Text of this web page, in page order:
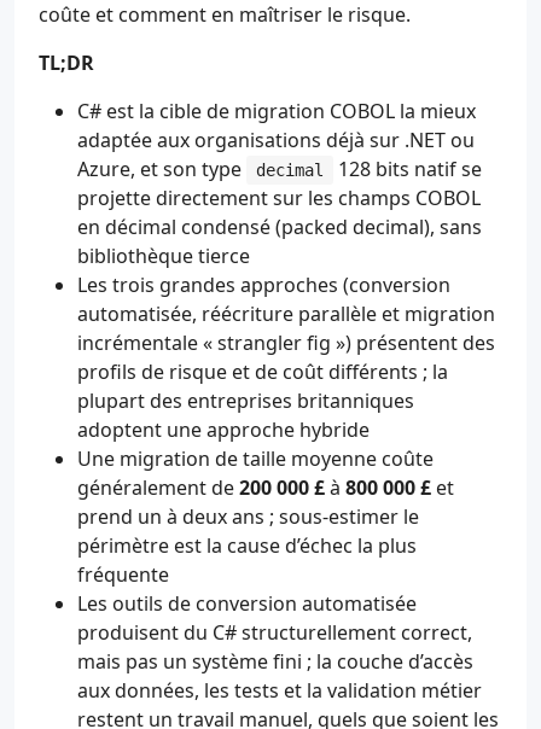
coûte et comment en maîtriser le risque.
TL;DR
C# est la cible de migration COBOL la mieux
adaptée aux organisations déjà sur .NET ou
Azure, et son type
decimal
128 bits natif se
projette directement sur les champs COBOL
en décimal condensé (packed decimal), sans
bibliothèque tierce
Les trois grandes approches (conversion
automatisée, réécriture parallèle et migration
incrémentale « strangler fig ») présentent des
profils de risque et de coût différents ; la
plupart des entreprises britanniques
adoptent une approche hybride
Une migration de taille moyenne coûte
généralement de200 000 £à 800 000 £ et
prend un à deux ans ; sous-estimer le
périmètre est la cause d’échec la plus
fréquente
Les outils de conversion automatisée
produisent du C# structurellement correct,
mais pas un système fini ; la couche d’accès
aux données, les tests et la validation métier
restent un travail manuel, quels que soient les